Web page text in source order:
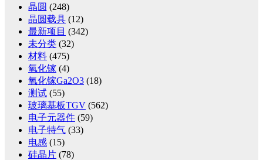
晶圆 (248)
晶圆载具 (12)
最新项目 (342)
未分类 (32)
材料 (475)
氧化镓 (4)
氧化镓Ga2O3 (18)
测试 (55)
玻璃基板TGV (562)
电子元器件 (59)
电子特气 (33)
电感 (15)
硅晶片 (78)